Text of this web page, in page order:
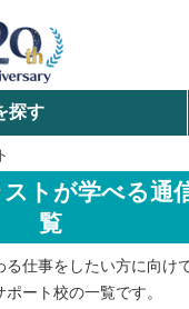
エリアを
探す
トが学べる通
覧
仕事をしたい方に向け
ート校の一覧です。